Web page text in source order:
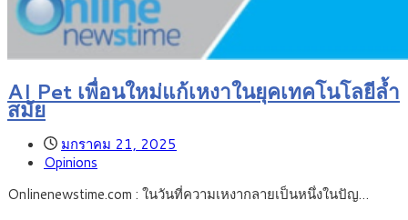
AI Pet เพื่อนใหม่แก้เหงาในยุคเทคโนโลยีล้ำ
สมัย
มกราคม 21, 2025
Opinions
Onlinenewstime.com : ในวันที่ความเหงากลายเป็นหนึ่งในปัญ…